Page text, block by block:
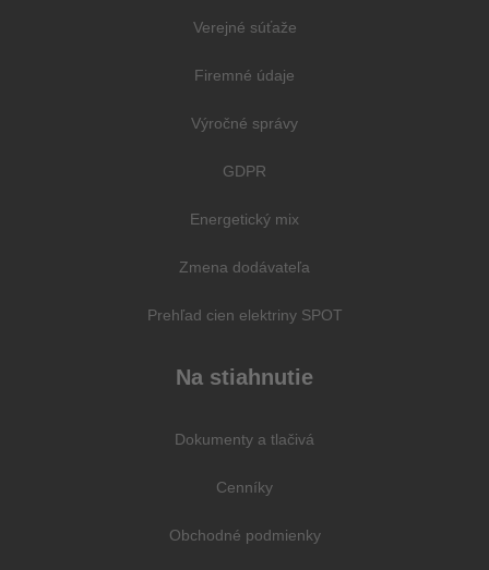
Verejné súťaže
Firemné údaje
Výročné správy
GDPR
Energetický mix
Zmena dodávateľa
Prehľad cien elektriny SPOT
Na stiahnutie
Dokumenty a tlačivá
Cenníky
Obchodné podmienky